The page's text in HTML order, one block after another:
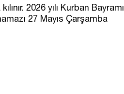
2026 yılı Kurban Bayramı
27 Mayıs Çarşamba